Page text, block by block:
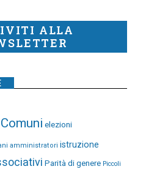
ALLA
Comuni elezioni
amministratori istruzione
Parità di genere Piccoli